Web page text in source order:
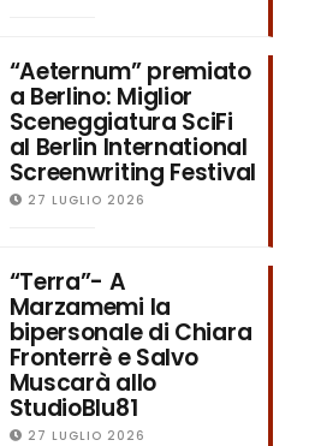
“Aeternum” premiato
a Berlino: Miglior
Sceneggiatura SciFi
al Berlin International
Screenwriting Festival
27 LUGLIO 2026
“Terra”- A
Marzamemi la
bipersonale di Chiara
Fronterrè e Salvo
Muscarà allo
StudioBlu81
27 LUGLIO 2026